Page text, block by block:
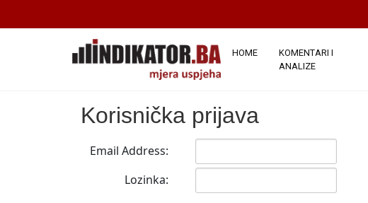
HOME
KOMENTARI I
ANALIZE
Korisnička prijava
Email Address:
Lozinka: